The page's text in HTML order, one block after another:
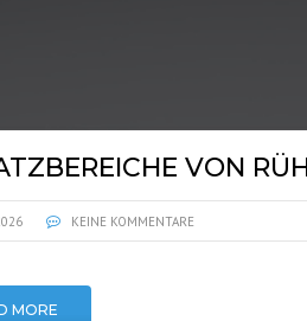
VON
KEINE KOMMENTARE
MORE